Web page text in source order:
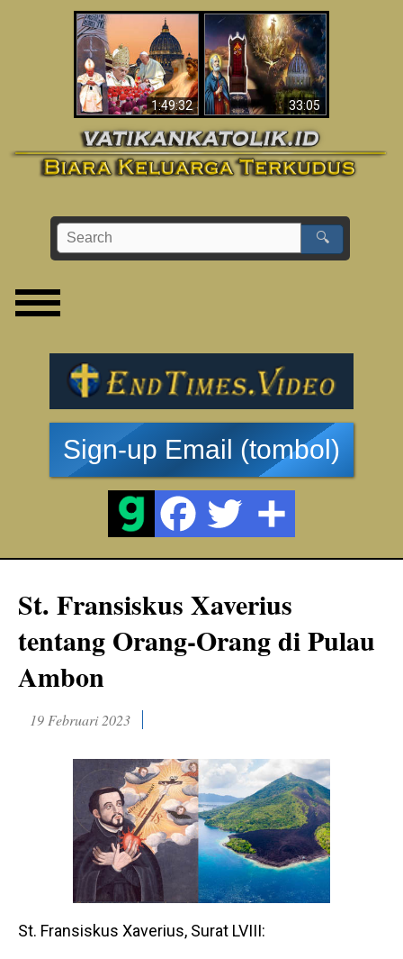
1:49:32
Wahyu di Vatikan
Sekarang
33:05
Apakah Alkitab
Memprediksikan 70
Tahun Tanpa
Seorang Paus?
🔍
Sign-up Email (tombol)
St. Fransiskus Xaverius
tentang Orang-Orang di Pulau
Ambon
19 Februari 2023
St. Fransiskus Xaverius, Surat LVIII: